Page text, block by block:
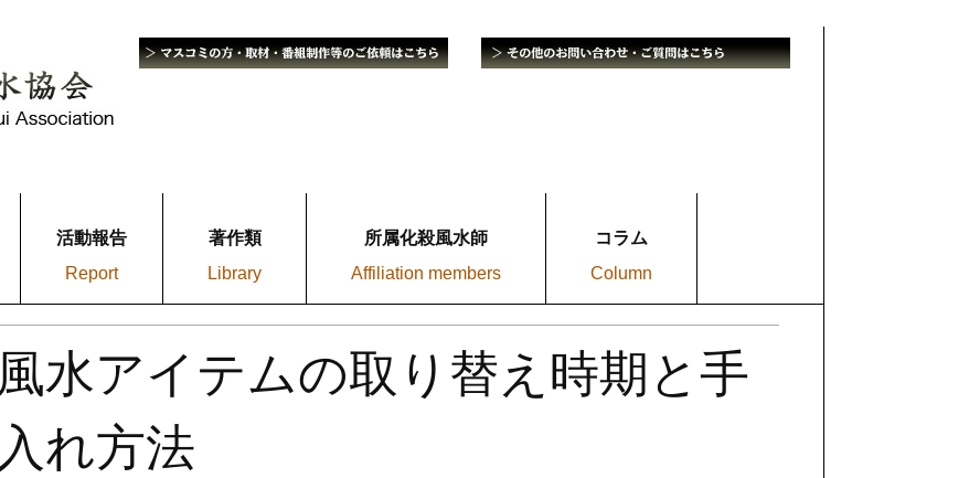
活動報告
Report
著作類
Library
所属化殺風水師
Affiliation members
コラム
Column
風水アイテムの取り替え時期と手
入れ方法